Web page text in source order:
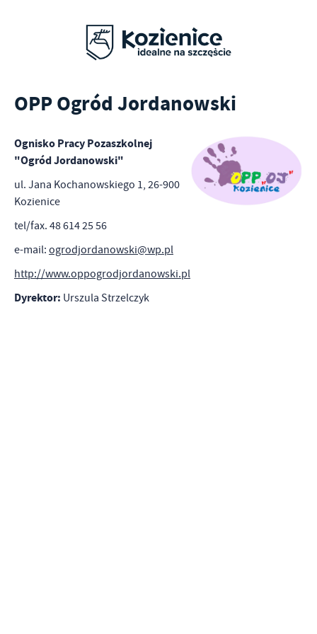
OPP Ogród Jordanowski
Ognisko Pracy Pozaszkolnej
"Ogród Jordanowski"
ul. Jana Kochanowskiego 1, 26-900
Kozienice
tel/fax. 48 614 25 56
e-mail: ogrodjordanowski@wp.pl
http://www.oppogrodjordanowski.pl
Dyrektor: Urszula Strzelczyk